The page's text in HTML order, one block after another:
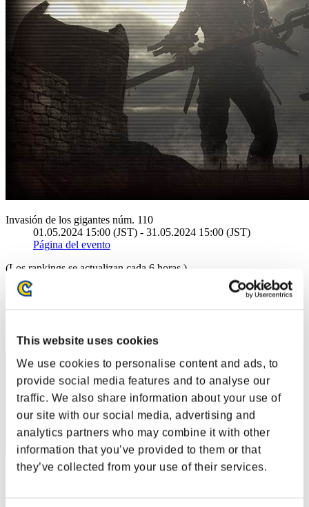
This website uses cookies
We use cookies to personalise content and ads, to
provide social media features and to analyse our
traffic. We also share information about your use of
our site with our social media, advertising and
analytics partners who may combine it with other
information that you’ve provided to them or that
they’ve collected from your use of their services.
Invasión de los gigantes núm. 110
01.05.2024 15:00 (JST) - 31.05.2024 15:00 (JST)
Página del evento
(Los rankings se actualizan cada 6 horas.)
Rankings
51
hanyuchan
Puntos:1806258